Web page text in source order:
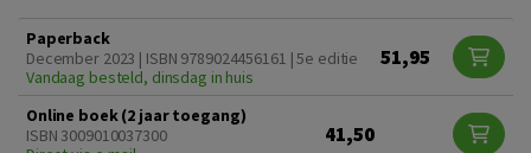
Paperback
December 2023 | ISBN 9789024456161 | 5e editie
Vandaag besteld, dinsdag in huis
51,95
Online boek (2 jaar toegang)
ISBN 3009010037300
41,50